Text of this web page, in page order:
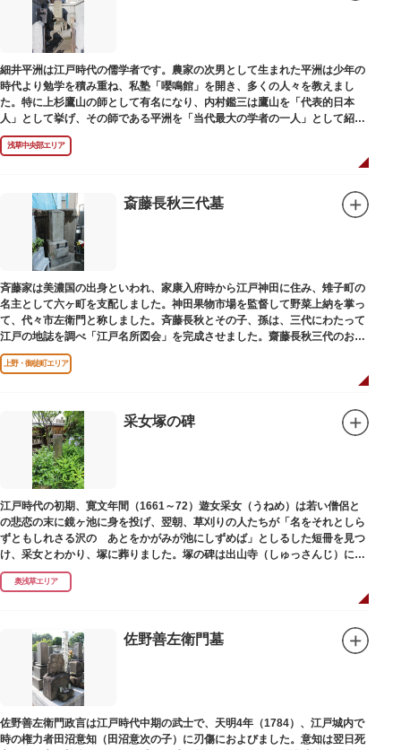
細井平洲は江戸時代の儒学者です。農家の次男として生まれた平洲は少年の
時代より勉学を積み重ね、私塾「嚶鳴館」を開き、多くの人々を教えまし
た。特に上杉鷹山の師として有名になり、内村鑑三は鷹山を「代表的日本
人」として挙げ、その師である平洲を「当代最大の学者の一人」として紹介
しています。お墓は天嶽院（てんがくいん）境内にあります。
浅草中央部エリア
斎藤長秋三代墓
斉藤家は美濃国の出身といわれ、家康入府時から江戸神田に住み、雉子町の
名主として六ヶ町を支配しました。神田果物市場を監督して野菜上納を掌っ
て、代々市左衛門と称しました。斉藤長秋とその子、孫は、三代にわたって
江戸の地誌を調べ「江戸名所図会」を完成させました。齋藤長秋三代のお墓
は法善寺（ほうぜんじ）にあります。
上野・御徒町エリア
采女塚の碑
江戸時代の初期、寛文年間（1661～72）遊女采女（うねめ）は若い僧侶と
の悲恋の末に鏡ヶ池に身を投げ、翌朝、草刈りの人たちが「名をそれとしら
ずともしれさる沢の あとをかがみが池にしずめば」としるした短冊を見つ
け、采女とわかり、塚に葬りました。塚の碑は出山寺（しゅっさんじ）にあ
ります。
奥浅草エリア
佐野善左衛門墓
佐野善左衛門政言は江戸時代中期の武士で、天明4年（1784）、江戸城内で
時の権力者田沼意知（田沼意次の子）に刃傷におよびました。意知は翌日死